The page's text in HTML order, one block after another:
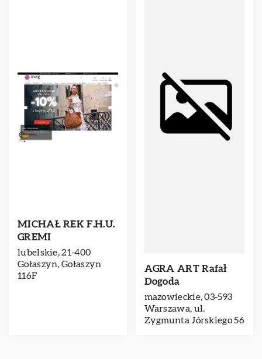
MICHAŁ REK F.H.U.
GREMI
lubelskie, 21-400
Gołaszyn, Gołaszyn
116F
AGRA ART Rafał
Dogoda
mazowieckie, 03-593
Warszawa, ul.
Zygmunta Jórskiego 56